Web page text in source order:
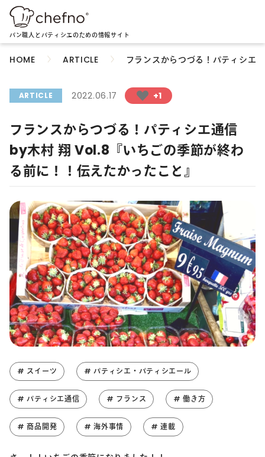
パン職人とパティシエのための情報サイト
HOME ARTICLE フランスからつづる！パティシエ
ARTICLE 2022.06.17 +1
フランスからつづる！パティシエ通信
by木村 翔 Vol.8『いちごの季節が終わ
る前に！！伝えたかったこと』
# スイーツ # パティシエ・パティシエール
# パティシエ通信 # フランス # 働き方
# 商品開発 # 海外事情 # 連載